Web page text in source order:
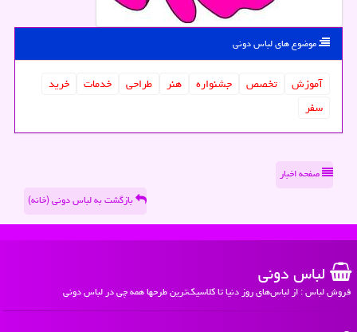
موضوع های لباس دونی
آموزش تخصص جشنواره هنر طراحی خدمات
خرید
سفر
صفحه اخبار
بازگشت به لباس دونی (خانه)
لباس دونی
فروش لباس : از لباس‌های روز دنیا تا کلاسیک‌ترین طرحها همه چی در لباس دونی